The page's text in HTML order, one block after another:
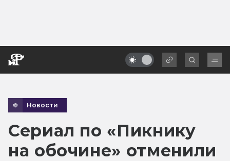
Новости
Сериал по «Пикнику
на обочине» отменили